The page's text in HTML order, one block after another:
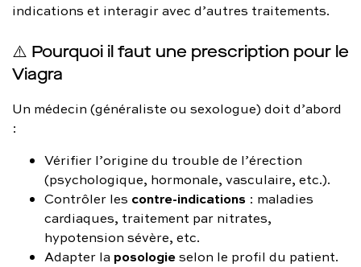
indications et interagir avec d’autres traitements.
⚠️ Pourquoi il faut une prescription pour le
Viagra
Un médecin (généraliste ou sexologue) doit d’abord
:
Vérifier l’origine du trouble de l’érection
(psychologique, hormonale, vasculaire, etc.).
Contrôler les contre-indications : maladies
cardiaques, traitement par nitrates,
hypotension sévère, etc.
Adapter laposologieselon le profil du patient.